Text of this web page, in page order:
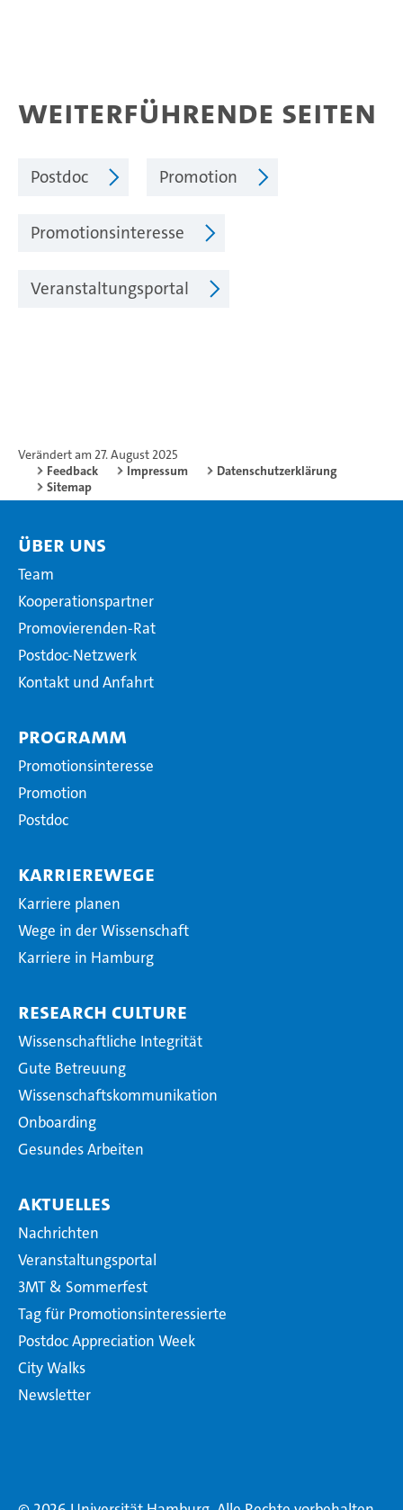
Weiterführende Seiten
Postdoc Promotion
Promotionsinteresse
Veranstaltungsportal
Verändert am 27. August 2025
Feedback
Impressum
Datenschutzerklärung
Sitemap
Über uns
Team
Kooperationspartner
Promovierenden-Rat
Postdoc-Netzwerk
Kontakt und Anfahrt
Programm
Promotionsinteresse
Promotion
Postdoc
Karrierewege
Karriere planen
Wege in der Wissenschaft
Karriere in Hamburg
Research Culture
Wissenschaftliche Integrität
Gute Betreuung
Wissenschaftskommunikation
Onboarding
Gesundes Arbeiten
Aktuelles
Nachrichten
Veranstaltungsportal
3MT & Sommerfest
Tag für Promotionsinteressierte
Postdoc Appreciation Week
City Walks
Newsletter